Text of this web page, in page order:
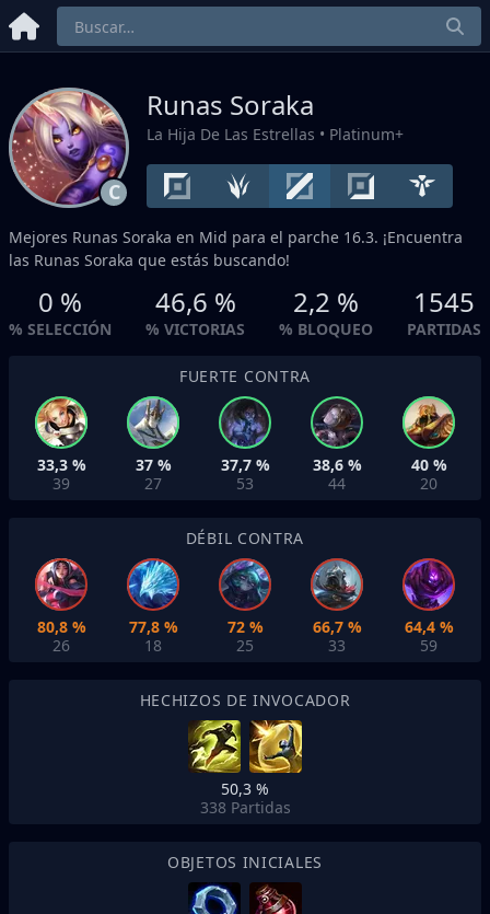
C
Runas Soraka
La Hija De Las Estrellas • Platinum+
Mejores Runas Soraka en Mid para el parche 16.3. ¡Encuentra
las Runas Soraka que estás buscando!
0 %
% SELECCIÓN
46,6 %
% VICTORIAS
2,2 %
% BLOQUEO
1545
PARTIDAS
FUERTE CONTRA
33,3 %
39
37 %
27
37,7 %
53
38,6 %
44
40 %
20
DÉBIL CONTRA
80,8 %
26
77,8 %
18
72 %
25
66,7 %
33
64,4 %
59
HECHIZOS DE INVOCADOR
50,3 %
338 Partidas
OBJETOS INICIALES